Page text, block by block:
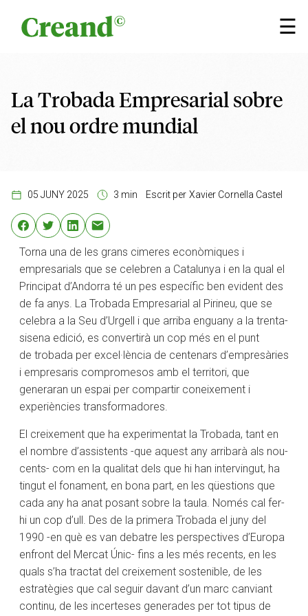
☰
×
La Trobada Empresarial sobre
el nou ordre mundial
05 JUNY 2025 3 min Escrit per Xavier Cornella Castel
Torna una de les grans cimeres econòmiques i
empresarials que se celebren a Catalunya i en la qual el
Principat d’Andorra té un pes específic ben evident des
de fa anys. La Trobada Empresarial al Pirineu, que se
celebra a la Seu d’Urgell i que arriba enguany a la trenta-
sisena edició, es convertirà un cop més en el punt
de trobada per excel·lència de centenars d’empresàries
i empresaris compromesos amb el territori, que
generaran un espai per compartir coneixement i
experiències transformadores.
El creixement que ha experimentat la Trobada, tant en
el nombre d’assistents -que aquest any arribarà als nou-
cents- com en la qualitat dels que hi han intervingut, ha
tingut el fonament, en bona part, en les qüestions que
cada any ha anat posant sobre la taula. Només cal fer-
hi un cop d’ull. Des de la primera Trobada el juny del
1990 -en què es van debatre les perspectives d’Europa
enfront del Mercat Únic- fins a les més recents, en les
quals s’ha tractat del creixement sostenible, de les
estratègies que cal seguir davant d’un marc canviant
continu, de les incerteses generades per tot tipus de